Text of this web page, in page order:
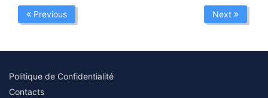
Previous Next
Politique de Confidentialité
Contacts